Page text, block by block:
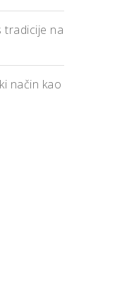
tradicije na
način kao